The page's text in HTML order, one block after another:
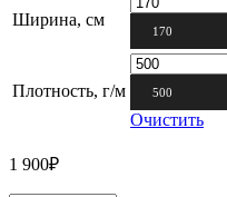
Ширина, см
170
Плотность, г/м 500
Очистить
1 900₽